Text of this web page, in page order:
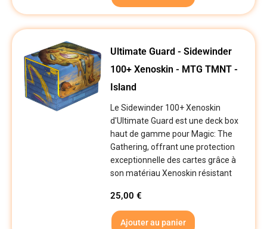
Ultimate Guard - Sidewinder
100+ Xenoskin - MTG TMNT -
Island
Le Sidewinder 100+ Xenoskin
d'Ultimate Guard est une deck box
haut de gamme pour Magic: The
Gathering, offrant une protection
exceptionnelle des cartes grâce à
son matériau Xenoskin résistant
25,00€
Ajouter au panier